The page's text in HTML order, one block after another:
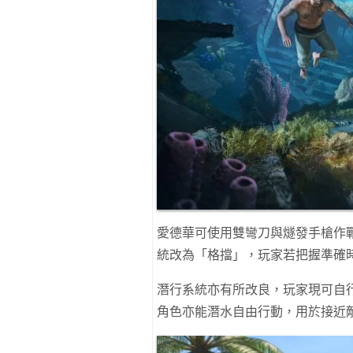
愛德華可使用雙彎刀與燧發手槍
統改為「格擋」，玩家若把握準確
潛行系統亦有所改良，玩家現可
角色亦能潛水自由行動，用於接近